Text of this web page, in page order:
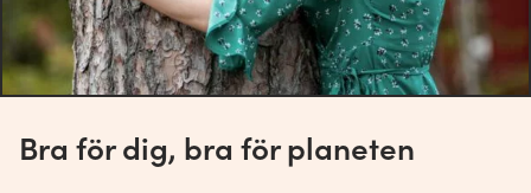
Bra för dig, bra för planeten